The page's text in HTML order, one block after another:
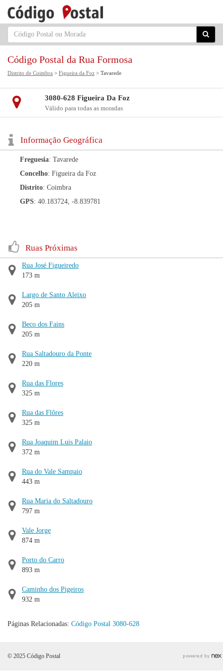
Código Postal da Rua Formosa
Distrito de Coimbra > Figueira da Foz > Tavarede
3080-628 Figueira Da Foz
Válido para todas as moradas
Informação Geográfica
Freguesia: Tavarede
Concelho: Figueira da Foz
Distrito: Coimbra
GPS: 40.183724, -8.839781
Ruas Próximas
Rua José Figueiredo
173 m
Largo de Santo Aleixo
205 m
Beco dos Fains
205 m
Rua Saltadouro da Ponte
220 m
Rua das Flores
325 m
Rua das Flôres
325 m
Rua Joaquim Luis Palaio
372 m
Rua do Vale Sampaio
443 m
Rua Maria do Saltadouro
797 m
Vale Jorge
874 m
Porto do Carro
893 m
Caminho dos Pigeiros
932 m
Páginas Relacionadas: Código Postal 3080-628
© 2025 Código Postal